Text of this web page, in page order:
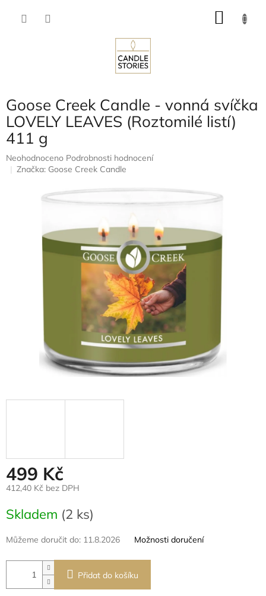
Goose Creek Candle - vonná svíčka
LOVELY LEAVES (Roztomilé listí)
411 g
Průměrné
hodnocení
hvězdiček.
Neohodnoceno Podrobnosti hodnocení
Značka: Goose Creek Candle
499 Kč
412,40 Kč bez DPH
cena:
Skladem (2 ks)
Můžeme doručit do: 11.8.2026 Možnosti doručení
Přidat do košíku